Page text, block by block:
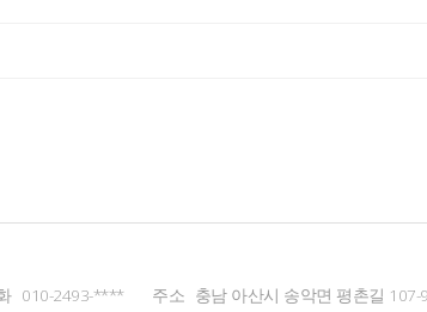
010-2493-**** 주소 충남 아산시 송악면 평촌길 107-